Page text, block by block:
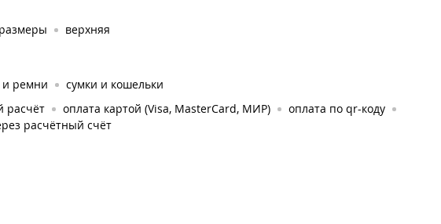
верхняя
и ремни сумки и кошельки
расчёт оплата картой (Visa, MasterCard, МИР)
оплата по qr-коду
расчётный счёт